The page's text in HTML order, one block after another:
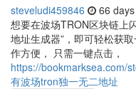
steveludi459846 66
想要在波场TRON区块链上
地址生成器”，即可轻松获
作方便， 只需一键点击，
https://bookmarksea.com/
有波场tron独一无二地址